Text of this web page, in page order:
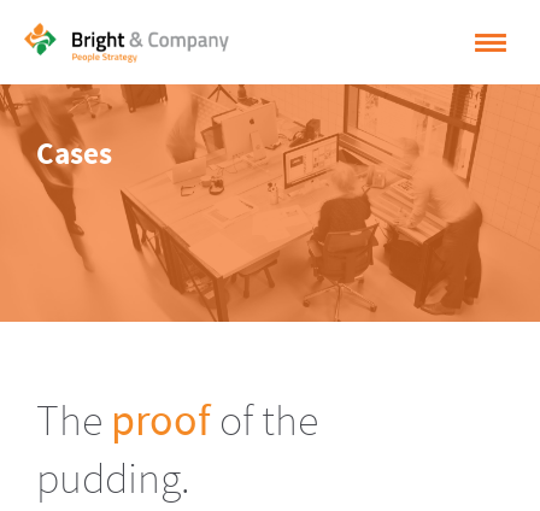
HOME
OPLOSSINGEN
INSPIRATIE
OVER BRIGHT & COMPANY
NEDERLANDS
Cases
The proofof the
pudding.